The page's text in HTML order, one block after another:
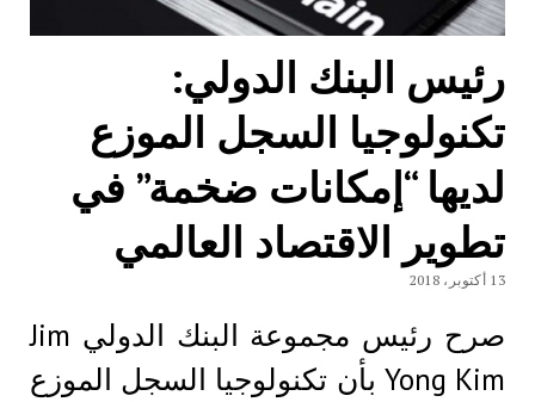
رئيس البنك الدولي:
تكنولوجيا السجل الموزع
لديها “إمكانات ضخمة” في
تطوير الاقتصاد العالمي
13 أكتوبر، 2018
صرح رئيس مجموعة البنك الدولي Jim
Yong Kim بأن تكنولوجيا السجل الموزع